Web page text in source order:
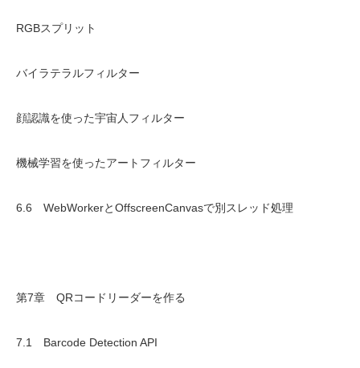
RGBスプリット
バイラテラルフィルター
顔認識を使った宇宙人フィルター
機械学習を使ったアートフィルター
6.6 WebWorkerとOffscreenCanvasで別スレッド処理
第7章 QRコードリーダーを作る
7.1 Barcode Detection API